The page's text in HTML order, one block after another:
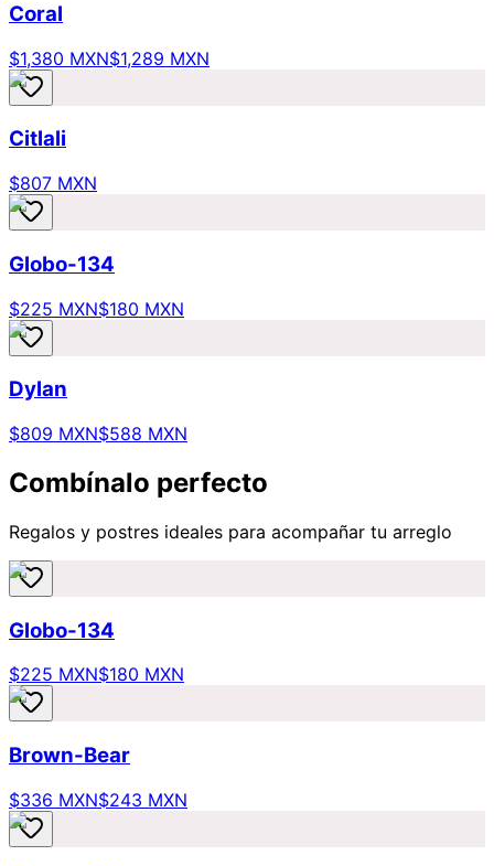
Coral
$1,380 MXN$1,289 MXN
Citlali
$807 MXN
Globo-134
$225 MXN$180 MXN
Dylan
$809 MXN$588 MXN
Combínalo perfecto
Regalos y postres ideales para acompañar tu arreglo
Globo-134
$225 MXN$180 MXN
Brown-Bear
$336 MXN$243 MXN